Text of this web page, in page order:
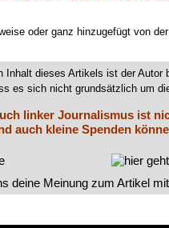
oder ganz hinzugefügt von
Inhalt dieses Artikels ist der Autor
es sich nicht grundsätzlich um
linker Journalismus ist
auch kleine Spenden